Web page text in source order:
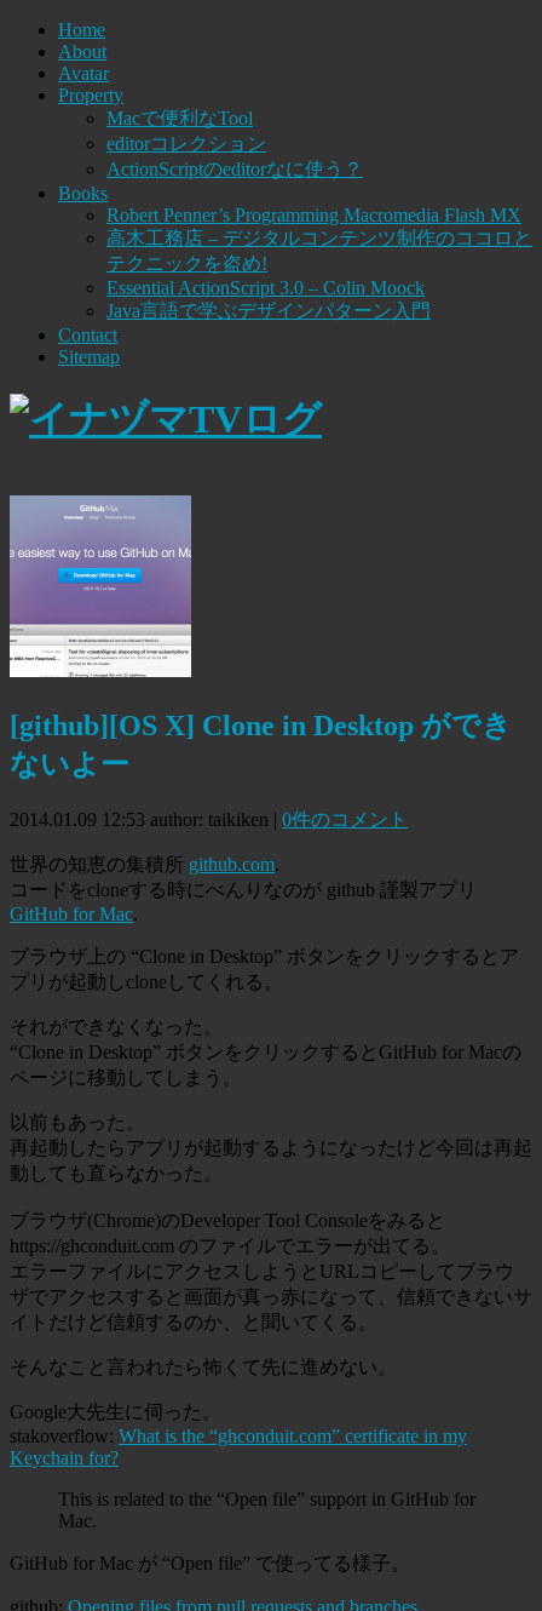
Home
About
Avatar
Property
Macで便利なTool
editorコレクション
ActionScriptのeditorなに使う？
Books
Robert Penner’s Programming Macromedia Flash MX
高木工務店 – デジタルコンテンツ制作のココロと
テクニックを盗め!
Essential ActionScript 3.0 – Colin Moock
Java言語で学ぶデザインパターン入門
Contact
Sitemap
[github][OS X] Clone in Desktop ができ
ないよー
2014.01.09 12:53 author: taikiken | 0件のコメント
世界の知恵の集積所 github.com.
コードをcloneする時にべんりなのが github 謹製アプリ
GitHub for Mac.
ブラウザ上の “Clone in Desktop” ボタンをクリックするとア
プリが起動しcloneしてくれる。
それができなくなった。
“Clone in Desktop” ボタンをクリックするとGitHub for Macの
ページに移動してしまう。
以前もあった。
再起動したらアプリが起動するようになったけど今回は再起
動しても直らなかった。
ブラウザ(Chrome)のDeveloper Tool Consoleをみると
https://ghconduit.com のファイルでエラーが出てる。
エラーファイルにアクセスしようとURLコピーしてブラウ
ザでアクセスすると画面が真っ赤になって、信頼できないサ
イトだけど信頼するのか、と聞いてくる。
そんなこと言われたら怖くて先に進めない。
Google大先生に伺った。
stakoverflow: What is the “ghconduit.com” certificate in my
Keychain for?
This is related to the “Open file” support in GitHub for
Mac.
GitHub for Mac が “Open file” で使ってる様子。
github: Opening files from pull requests and branches